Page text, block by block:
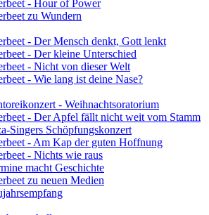
- Hour of Power
zu Wundern
- Der Mensch denkt, Gott lenkt
- Der kleine Unterschied
- Nicht von dieser Welt
- Wie lang ist deine Nase?
- Weihnachtsoratorium
- Der Apfel fällt nicht weit vom Stamm
Singers Schöpfungskonzert
- Am Kap der guten Hoffnung
- Nichts wie raus
macht Geschichte
zu neuen Medien